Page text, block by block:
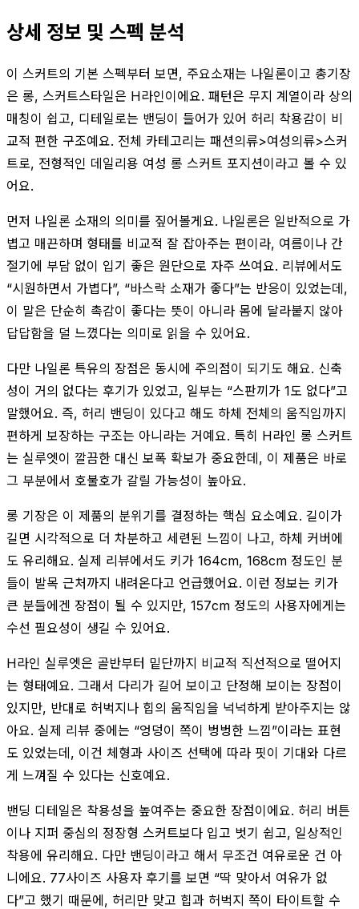
상세 정보 및 스펙 분석
이 스커트의 기본 스펙부터 보면, 주요소재는 나일론이고 총기장
은 롱, 스커트스타일은 H라인이에요. 패턴은 무지 계열이라 상의
매칭이 쉽고, 디테일로는 밴딩이 들어가 있어 허리 착용감이 비
교적 편한 구조예요. 전체 카테고리는 패션의류>여성의류>스커
트로, 전형적인 데일리용 여성 롱 스커트 포지션이라고 볼 수 있
어요.
먼저 나일론 소재의 의미를 짚어볼게요. 나일론은 일반적으로 가
볍고 매끈하며 형태를 비교적 잘 잡아주는 편이라, 여름이나 간
절기에 부담 없이 입기 좋은 원단으로 자주 쓰여요. 리뷰에서도
“시원하면서 가볍다”, “바스락 소재가 좋다”는 반응이 있었는데,
이 말은 단순히 촉감이 좋다는 뜻이 아니라 몸에 달라붙지 않아
답답함을 덜 느꼈다는 의미로 읽을 수 있어요.
다만 나일론 특유의 장점은 동시에 주의점이 되기도 해요. 신축
성이 거의 없다는 후기가 있었고, 일부는 “스판끼가 1도 없다”고
말했어요. 즉, 허리 밴딩이 있다고 해도 하체 전체의 움직임까지
편하게 보장하는 구조는 아니라는 거예요. 특히 H라인 롱 스커트
는 실루엣이 깔끔한 대신 보폭 확보가 중요한데, 이 제품은 바로
그 부분에서 호불호가 갈릴 가능성이 높아요.
롱 기장은 이 제품의 분위기를 결정하는 핵심 요소예요. 길이가
길면 시각적으로 더 차분하고 세련된 느낌이 나고, 하체 커버에
도 유리해요. 실제 리뷰에서도 키가 164cm, 168cm 정도인 분
들이 발목 근처까지 내려온다고 언급했어요. 이런 정보는 키가
큰 분들에겐 장점이 될 수 있지만, 157cm 정도의 사용자에게는
수선 필요성이 생길 수 있어요.
H라인 실루엣은 골반부터 밑단까지 비교적 직선적으로 떨어지
는 형태예요. 그래서 다리가 길어 보이고 단정해 보이는 장점이
있지만, 반대로 허벅지나 힙의 움직임을 넉넉하게 받아주지는 않
아요. 실제 리뷰 중에는 “엉덩이 쪽이 벙벙한 느낌”이라는 표현
도 있었는데, 이건 체형과 사이즈 선택에 따라 핏이 기대와 다르
게 느껴질 수 있다는 신호예요.
밴딩 디테일은 착용성을 높여주는 중요한 장점이에요. 허리 버튼
이나 지퍼 중심의 정장형 스커트보다 입고 벗기 쉽고, 일상적인
착용에 유리해요. 다만 밴딩이라고 해서 무조건 여유로운 건 아
니에요. 77사이즈 사용자 후기를 보면 “딱 맞아서 여유가 없
다”고 했기 때문에, 허리만 맞고 힙과 허벅지 쪽이 타이트할 수